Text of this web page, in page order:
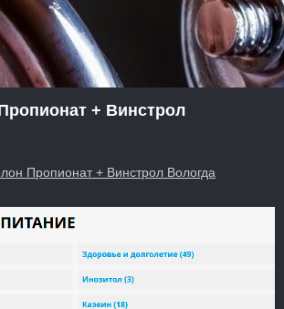
+ Винстрол
Пропионат + Винстрол Вологда